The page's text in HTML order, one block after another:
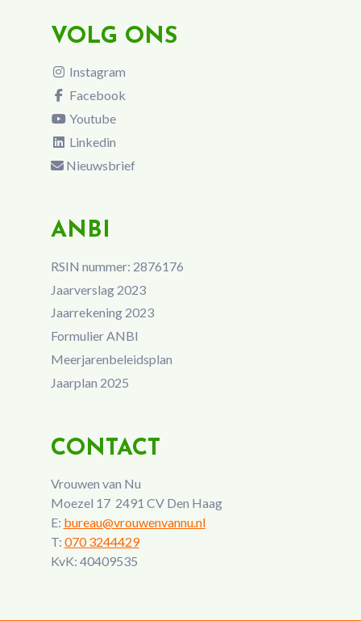
VOLG ONS
Instagram
Facebook
Youtube
Linkedin
Nieuwsbrief
ANBI
RSIN nummer: 2876176
Jaarverslag 2023
Jaarrekening 2023
Formulier ANBI
Meerjarenbeleidsplan
Jaarplan 2025
CONTACT
Vrouwen van Nu
Moezel 17 2491 CV Den Haag
E: bureau@vrouwenvannu.nl
T: 070 3244429
KvK: 40409535